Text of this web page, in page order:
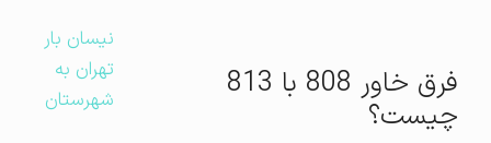
فرق خاور 808 با 813
چیست؟
نیسان بار
تهران به
شهرستان